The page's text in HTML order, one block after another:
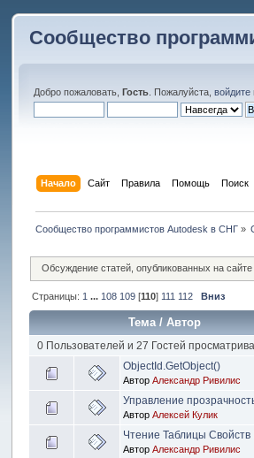
Сообщество
Добро пожаловать,Гость . Пожалуйста,войдите
Начало Сайт Правила Помощь Поиск
Сообщество программистов Autodesk в СНГ»
Обсуждение статей, опубликованных на
Страницы: 1 ... 108 109[110] 111 112 Вниз
Тема/ Автор
0 Пользователей и 27 Гостей
ObjectId.GetObject()
АвторАлександр Ривилис
Управление
АвторАлексей Кулик
Чтение Таблицы Свойств
АвторАлександр Ривилис